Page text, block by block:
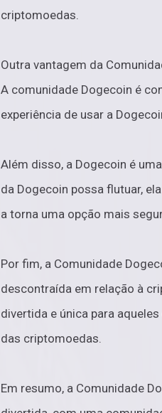
criptomoedas.
Outra vantagem da
A comunidade Dogecoin é
experiência de usar a
Além disso, a Dogecoin é
da Dogecoin possa flutuar,
a torna uma opção mais
Por fim, a Comunidade
descontraída em relação à
divertida e única para
das criptomoedas.
Em resumo, a Comunidade